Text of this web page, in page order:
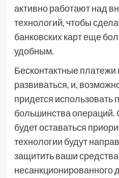
активно работают над
технологий, чтобы
банковских карт еще
удобным.
Бесконтактные
развиваться, и,
придется использовать
большинства операций.
будет оставаться
технологии будут
защитить ваши средства
несанкционированного